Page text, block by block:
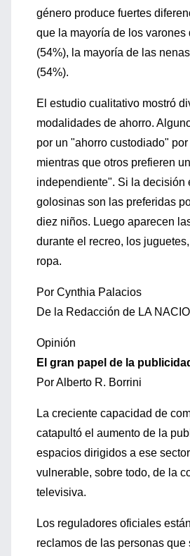
género produce fuertes
que la mayoría de los varones
(54%), la mayoría de las
(54%).
El estudio cualitativo mostró
modalidades de ahorro.
por un "ahorro custodiado"
mientras que otros prefieren
independiente". Si la decisión
golosinas son las preferidas
diez niños. Luego aparecen
durante el recreo, los
ropa.
Por Cynthia Palacios
De la Redacción de LA
Opinión
El gran papel de la
Por Alberto R. Borrini
La creciente capacidad de
catapultó el aumento de la
espacios dirigidos a ese
vulnerable, sobre todo, de la
televisiva.
Los reguladores oficiales
reclamos de las personas que